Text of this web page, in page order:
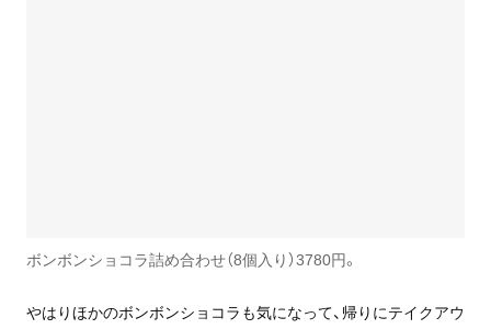
ボンボンショコラ詰め合わせ（8個入り）3780円。
やはりほかのボンボンショコラも気になって、帰りにテイクアウ